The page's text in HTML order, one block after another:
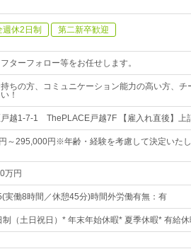
週休2日制 第二新卒歓迎
ターフォロー等をお任せします。
ちの方、コミュニケーション能力の高い方、
！
越1-7-1 ThePLACE戸越7F 【雇入れ直後】上
～295,000円※年齢・経験を考慮して決定いた
万円
実働8時間／休憩45分)時間外労働有無：有
（土日祝日）* 年末年始休暇* 夏季休暇* 有給